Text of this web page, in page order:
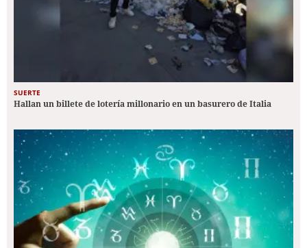
SUERTE
Hallan un billete de lotería millonario en un basurero de Italia